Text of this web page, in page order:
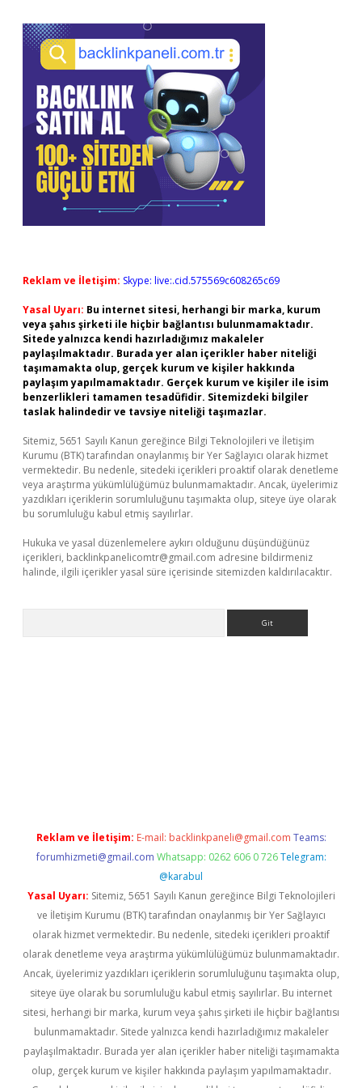
Reklam ve İletişim: Skype: live:.cid.575569c608265c69
Yasal Uyarı: Bu internet sitesi, herhangi bir marka, kurum
veya şahıs şirketi ile hiçbir bağlantısı bulunmamaktadır.
Sitede yalnızca kendi hazırladığımız makaleler
paylaşılmaktadır. Burada yer alan içerikler haber niteliği
taşımamakta olup, gerçek kurum ve kişiler hakkında
paylaşım yapılmamaktadır. Gerçek kurum ve kişiler ile isim
benzerlikleri tamamen tesadüfidir. Sitemizdeki bilgiler
taslak halindedir ve tavsiye niteliği taşımazlar.
Sitemiz, 5651 Sayılı Kanun gereğince Bilgi Teknolojileri ve İletişim
Kurumu (BTK) tarafından onaylanmış bir Yer Sağlayıcı olarak hizmet
vermektedir. Bu nedenle, sitedeki içerikleri proaktif olarak denetleme
veya araştırma yükümlülüğümüz bulunmamaktadır. Ancak, üyelerimiz
yazdıkları içeriklerin sorumluluğunu taşımakta olup, siteye üye olarak
bu sorumluluğu kabul etmiş sayılırlar.
Hukuka ve yasal düzenlemelere aykırı olduğunu düşündüğünüz
içerikleri, backlinkpanelicomtr@gmail.com adresine bildirmeniz
halinde, ilgili içerikler yasal süre içerisinde sitemizden kaldırılacaktır.
Reklam ve İletişim: E-mail: backlinkpaneli@gmail.com Teams:
forumhizmeti@gmail.com Whatsapp: 0262 606 0 726 Telegram:
@karabul
Yasal Uyarı: Sitemiz, 5651 Sayılı Kanun gereğince Bilgi Teknolojileri
ve İletişim Kurumu (BTK) tarafından onaylanmış bir Yer Sağlayıcı
olarak hizmet vermektedir. Bu nedenle, sitedeki içerikleri proaktif
olarak denetleme veya araştırma yükümlülüğümüz bulunmamaktadır.
Ancak, üyelerimiz yazdıkları içeriklerin sorumluluğunu taşımakta olup,
siteye üye olarak bu sorumluluğu kabul etmiş sayılırlar. Bu internet
sitesi, herhangi bir marka, kurum veya şahıs şirketi ile hiçbir bağlantısı
bulunmamaktadır. Sitede yalnızca kendi hazırladığımız makaleler
paylaşılmaktadır. Burada yer alan içerikler haber niteliği taşımamakta
olup, gerçek kurum ve kişiler hakkında paylaşım yapılmamaktadır.